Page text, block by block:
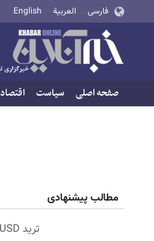
فارسی العربية English
صفحه اصلی سیاست اقتصاد
مطالب پیشنهادی
ترید EURUSD با اسپرد از صفر پیپ